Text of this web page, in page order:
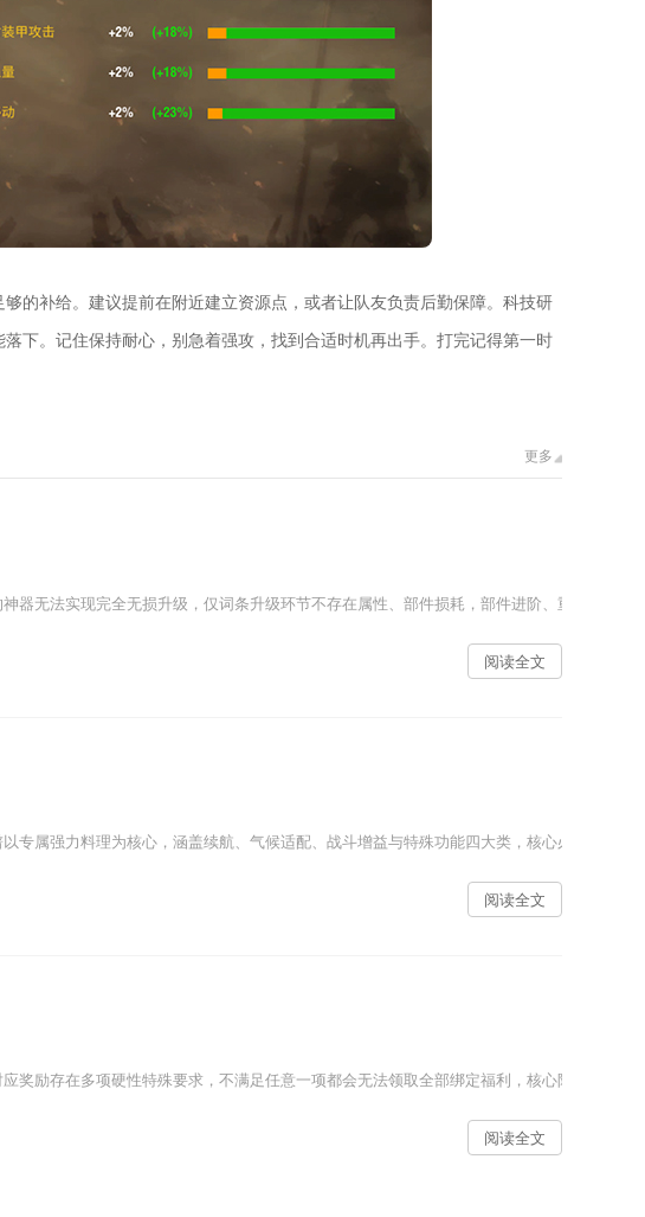
的补给。建议提前在附近建立资源点，或者让队友负责后勤保障。科技研
下。记住保持耐心，别急着强攻，找到合适时机再出手。打完记得第一时
更多
器无法实现完全无损升级，仅词条升级环节不存在属性、部件损耗，部件进阶、重铸、铭
阅读全文
专属强力料理为核心，涵盖续航、气候适配、战斗增益与特殊功能四大类，核心必做食谱
阅读全文
奖励存在多项硬性特殊要求，不满足任意一项都会无法领取全部绑定福利，核心限制集中
阅读全文